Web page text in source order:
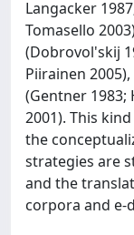
Langacker
Tomasello
(Dobrovol'skij
Piirainen
(Gentner 1983;
2001). This
the
strategies are
and the
corpora and e-